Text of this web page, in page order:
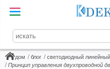
дом блог
светодиодный
Принцип управления двухпроводной